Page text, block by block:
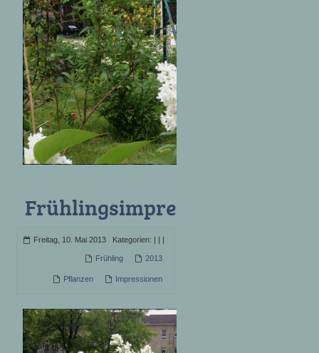
Frühlingsimpressionen
Freitag, 10. Mai 2013 Kategorien:
2013
Frühling
Impressionen
Pflanzen